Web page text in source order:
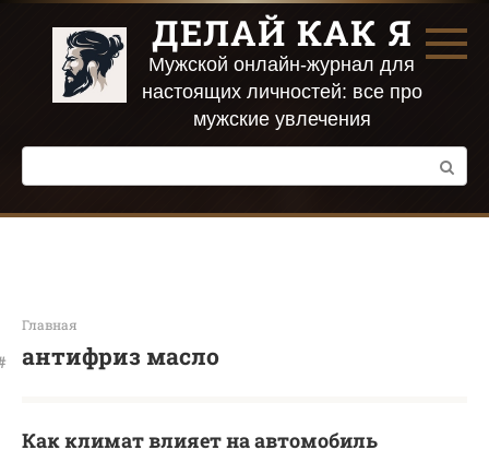
Перейти
контенту
ДЕЛАЙ КАК Я
Мужской онлайн-журнал для
настоящих личностей: все про
мужские увлечения
Поиск:
Главная
антифриз масло
Как климат влияет на автомобиль